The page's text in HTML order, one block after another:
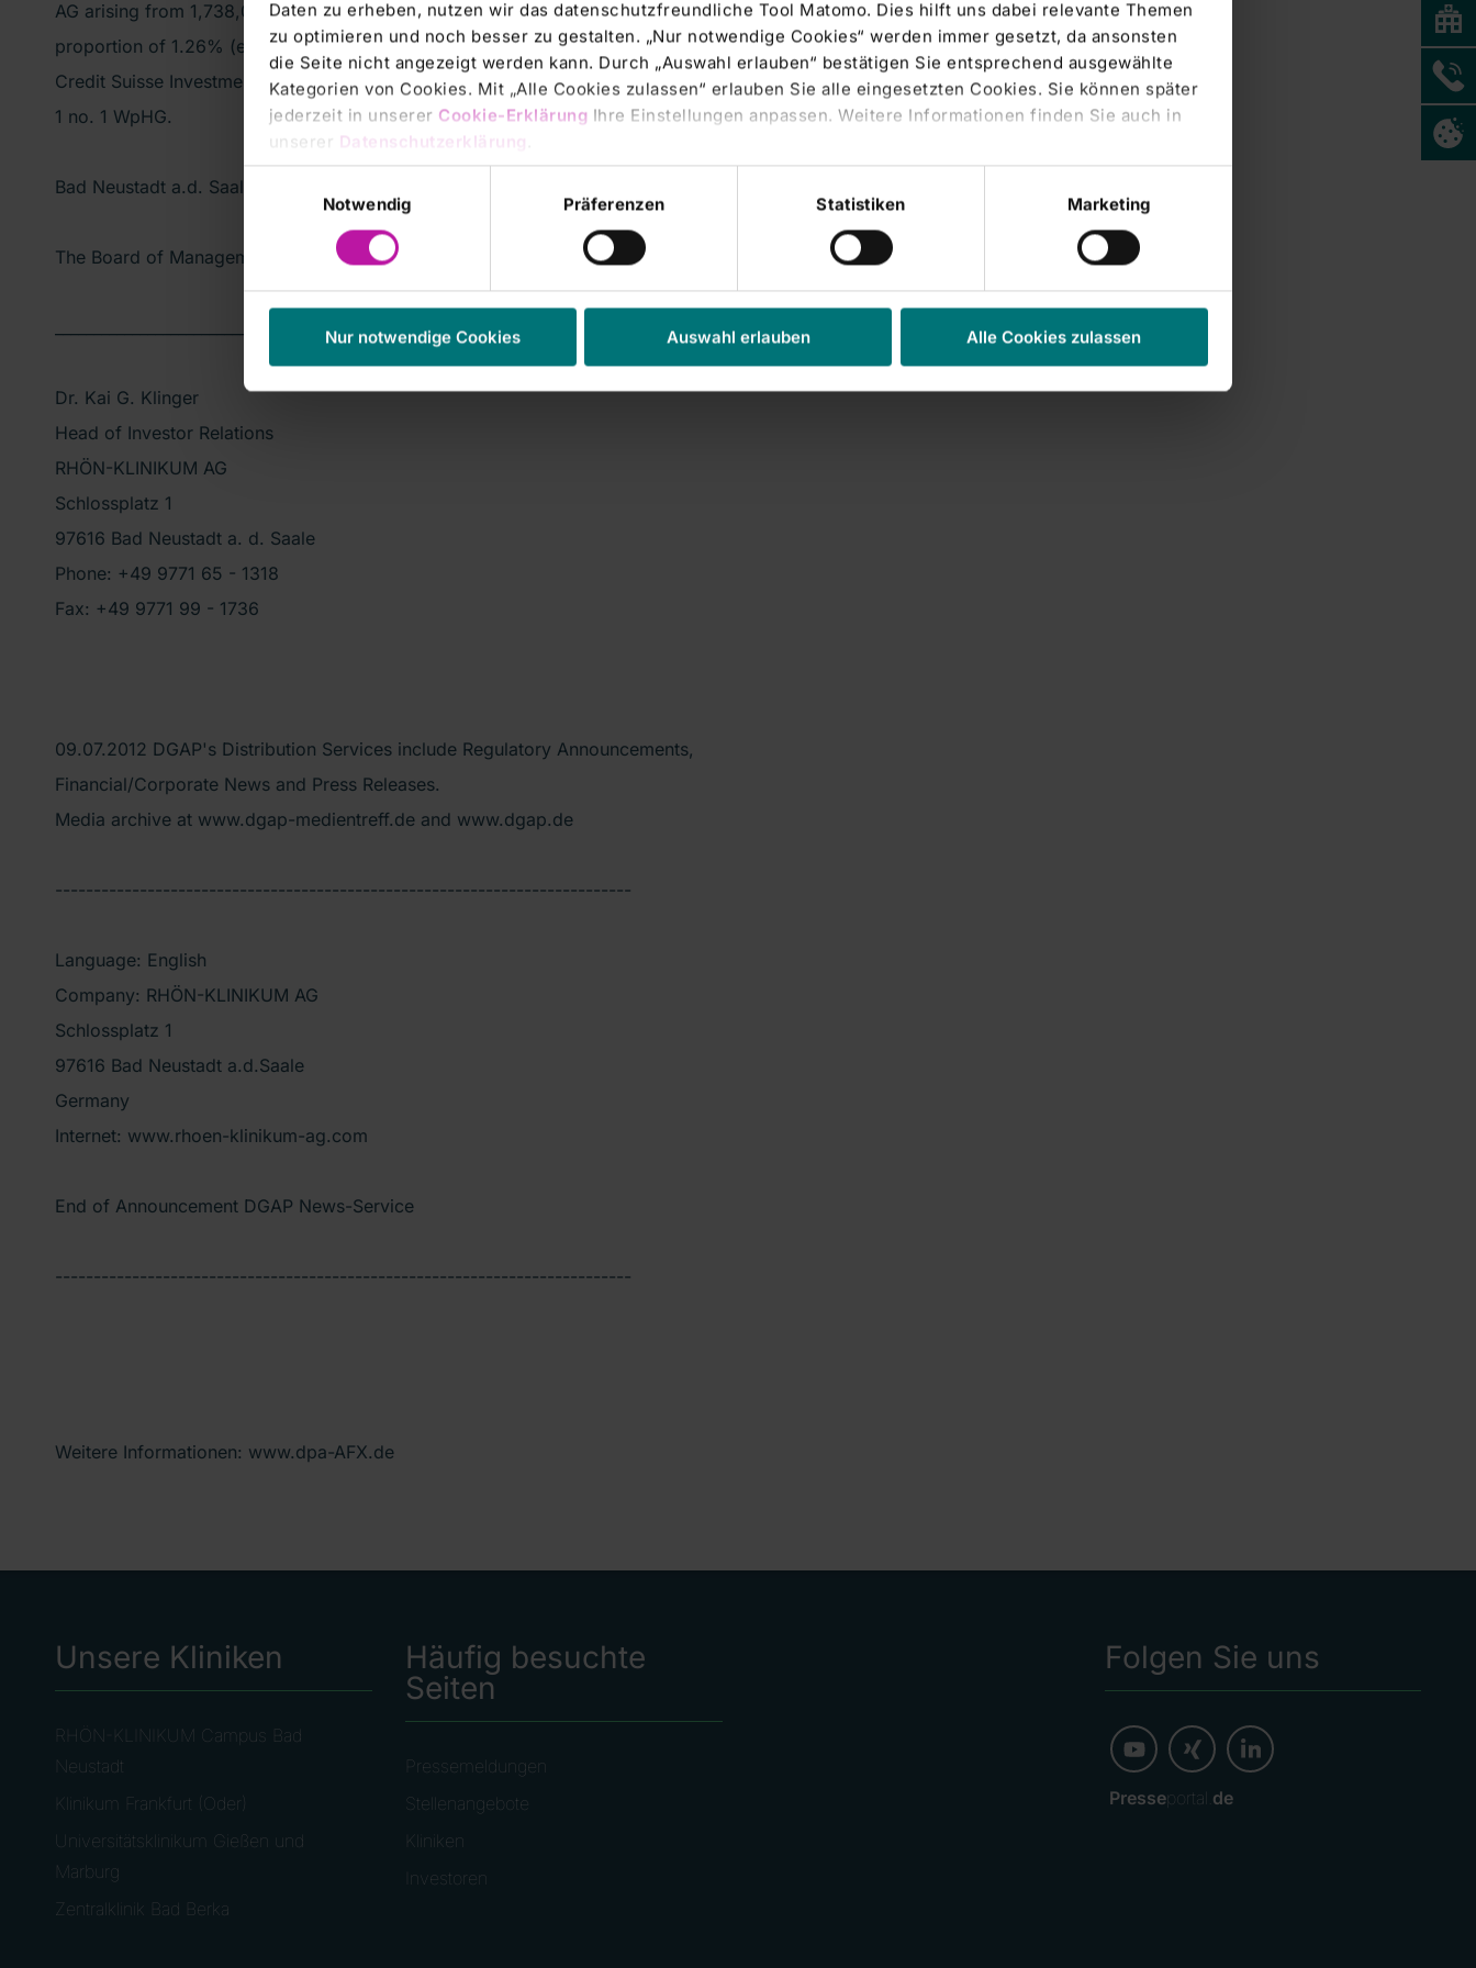
Daten zu erheben, nutzen wir das datenschutzfreundliche Tool Matomo. Dies hilft uns dabei relevante Themen
zu optimieren und noch besser zu gestalten. „Nur notwendige Cookies“ werden immer gesetzt, da ansonsten
die Seite nicht angezeigt werden kann. Durch „Auswahl erlauben“ bestätigen Sie entsprechend ausgewählte
Kategorien von Cookies. Mit „Alle Cookies zulassen“ erlauben Sie alle eingesetzten Cookies. Sie können später
jederzeit in unserer Cookie-Erklärung Ihre Einstellungen anpassen. Weitere Informationen finden Sie auch in
unserer Datenschutzerklärung
Notwendig
Präferenzen Statistiken Marketing
Nur notwendige Cookies Auswahl erlauben Alle Cookies zulassen
AG arising from 1,738,093 voting rights. Of these voting rights, a
proportion of 1.26% (equals 1,738,093 voting rights) is attributed to
Credit Suisse Investment Holdings (UK) pursuant to section 22 para. 1 sent.
1 no. 1 WpHG.
Bad Neustadt a.d. Saale, 9 July 2012
The Board of Management
___________________________________________________________________________
Dr. Kai G. Klinger
Head of Investor Relations
RHÖN-KLINIKUM AG
Schlossplatz 1
97616 Bad Neustadt a. d. Saale
Phone: +49 9771 65 - 1318
Fax: +49 9771 99 - 1736
09.07.2012 DGAP's Distribution Services include Regulatory Announcements,
Financial/Corporate News and Press Releases.
Media archive at www.dgap-medientreff.de and www.dgap.de
---------------------------------------------------------------------------
Language: English
Company: RHÖN-KLINIKUM AG
Schlossplatz 1
97616 Bad Neustadt a.d.Saale
Germany
Internet: www.rhoen-klinikum-ag.com
End of Announcement DGAP News-Service
---------------------------------------------------------------------------
Weitere Informationen: www.dpa-AFX.de
Unsere Kliniken
RHÖN-KLINIKUM Campus Bad
Neustadt
Klinikum Frankfurt (Oder)
Universitätsklinikum Gießen und
Marburg
Zentralklinik Bad Berka
Häufig besuchte
Seiten
Pressemeldungen
Stellenangebote
Kliniken
Investoren
Folgen Sie uns
Presseportal. de